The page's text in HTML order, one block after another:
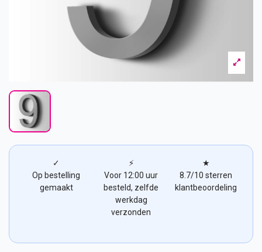
✓
Op bestelling
gemaakt
⚡
Voor 12:00 uur
besteld, zelfde
werkdag
verzonden
★
8.7/10 sterren
klantbeoordeling